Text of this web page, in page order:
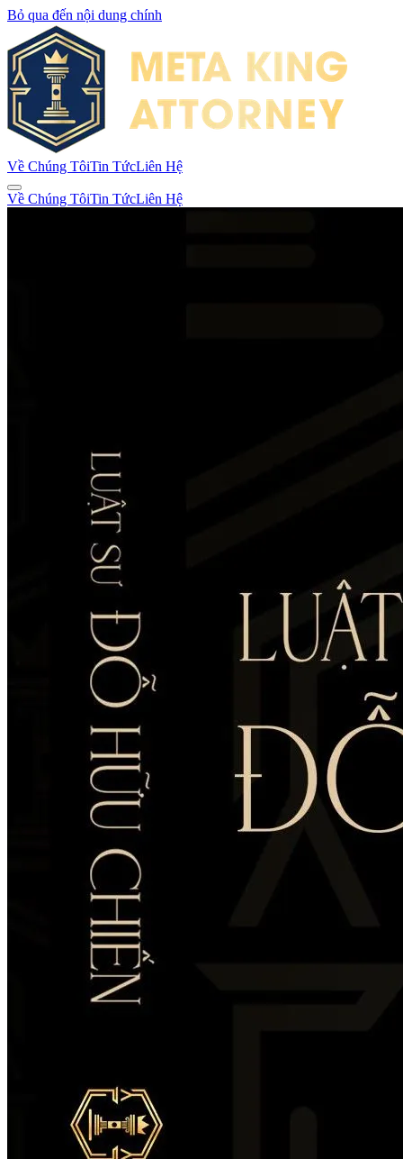
Bỏ qua đến nội dung chính
Về Chúng TôiTin TứcLiên Hệ
Về Chúng TôiTin TứcLiên Hệ